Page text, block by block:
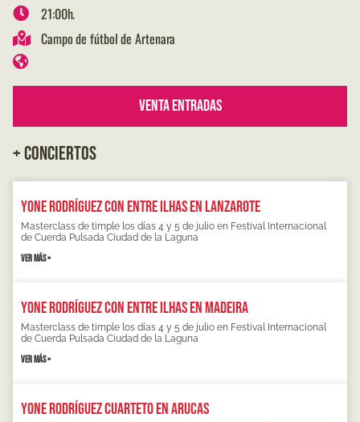
21:00h.
Campo de fútbol de Artenara
Venta Entradas
+ CONCIERTOS
Yone Rodríguez con Entre Ilhas en Lanzarote
Masterclass de timple los días 4 y 5 de julio en Festival Internacional
de Cuerda Pulsada Ciudad de la Laguna
VER MÁS »
Yone Rodríguez con Entre Ilhas en Madeira
Masterclass de timple los días 4 y 5 de julio en Festival Internacional
de Cuerda Pulsada Ciudad de la Laguna
VER MÁS »
Yone Rodríguez Cuarteto en Arucas